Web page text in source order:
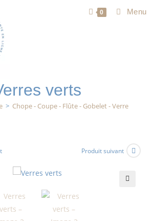
0 Menu
verts
> Chope - Coupe - Flûte - Gobelet - Verre
Produit suivant